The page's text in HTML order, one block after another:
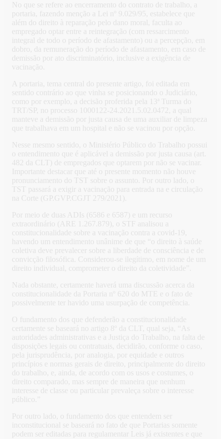
No que se refere ao encerramento do contrato de trabalho, a
portaria, fazendo menção a Lei nº 9.029/95, estabelece que
além do direito à reparação pelo dano moral, faculta ao
empregado optar entre a reintegração (com ressarcimento
integral de todo o período de afastamento) ou a percepção, em
dobro, da remuneração do período de afastamento, em caso de
demissão por ato discriminatório, inclusive a exigência de
vacinação.
A portaria, tema central do presente artigo, foi editada em
sentido contrário ao que vinha se posicionando o Judiciário,
como por exemplo, a decisão proferida pela 13ª Turma do
TRT/SP, no processo 1000122-24.2021.5.02.0472, a qual
manteve a demissão por justa causa de uma auxiliar de limpeza
que trabalhava em um hospital e não se vacinou por opção.
Nesse mesmo sentido, o Ministério Público do Trabalho possui
o entendimento que é aplicável a demissão por justa causa (art.
482 da CLT) de empregados que optarem por não se vacinar.
Importante destacar que até o presente momento não houve
pronunciamento do TST sobre o assunto. Por outro lado, o
TST passará a exigir a vacinação para entrada na e circulação
na Corte (GP.GVP.CGJT 279/2021).
Por meio de duas ADIs (6586 e 6587) e um recurso
extraordinário (ARE 1.267.879), o STF analisou a
constitucionalidade sobre a vacinação contra a covid-19,
havendo um entendimento unânime de que “o direito à saúde
coletiva deve prevalecer sobre a liberdade de consciência e de
convicção filosófica. Considerou-se ilegítimo, em nome de um
direito individual, comprometer o direito da coletividade”.
Nada obstante, certamente haverá uma discussão acerca da
constitucionalidade da Portaria nº 620 do MTE e o fato de
possivelmente ter havido uma usurpação de competência.
O fundamento dos que defenderão a constitucionalidade
certamente se baseará no artigo 8º da CLT, qual seja, “As
autoridades administrativas e a Justiça do Trabalho, na falta de
disposições legais ou contratuais, decidirão, conforme o caso,
pela jurisprudência, por analogia, por equidade e outros
princípios e normas gerais de direito, principalmente do direito
do trabalho, e, ainda, de acordo com os usos e costumes, o
direito comparado, mas sempre de maneira que nenhum
interesse de classe ou particular prevaleça sobre o interesse
público.”
Por outro lado, o fundamento dos que entendem ser
inconstitucional se baseará no fato de que Portarias somente
podem ser editadas para regulamentar Leis já existentes e que